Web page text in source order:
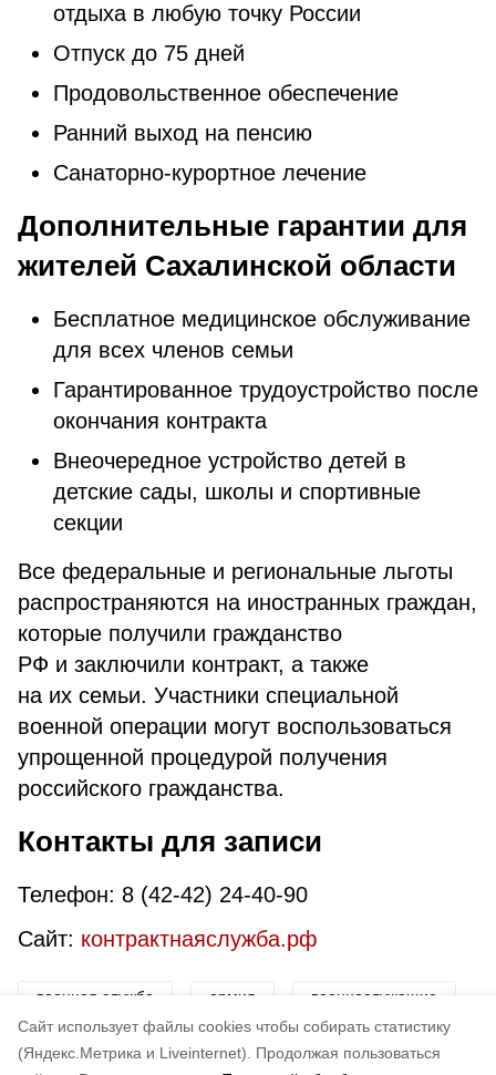
Cайт использует файлы cookies чтобы собирать статистику
(Яндекс.Метрика и Liveinternet).
Продолжая пользоваться
отдыха в любую точку России
Отпуск до 75 дней
Продовольственное обеспечение
Ранний выход на пенсию
Санаторно-курортное лечение
Дополнительные гарантии для
жителей Сахалинской области
Бесплатное медицинское обслуживание
для всех членов семьи
Гарантированное трудоустройство после
окончания контракта
Внеочередное устройство детей в
детские сады, школы и спортивные
секции
Все федеральные и региональные льготы
распространяются на иностранных граждан,
которые получили гражданство
РФ и заключили контракт, а также
на их семьи. Участники специальной
военной операции могут воспользоваться
упрощенной процедурой получения
российского гражданства.
Контакты для записи
Телефон: 8 (42-42) 24-40-90
Сайт: контрактнаяслужба.рф
военная служба армия военнослужащие
гарантии выплаты